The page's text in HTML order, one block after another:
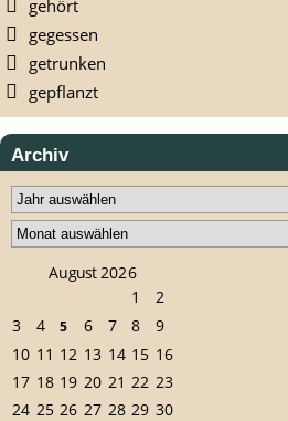
gehört
gegessen
getrunken
gepflanzt
Archiv
August 2026
1
2
3
4 5 6 7 8
9
10 11 12 13 14 15 16
17 18 19 20 21 22 23
24 25 26 27 28 29 30